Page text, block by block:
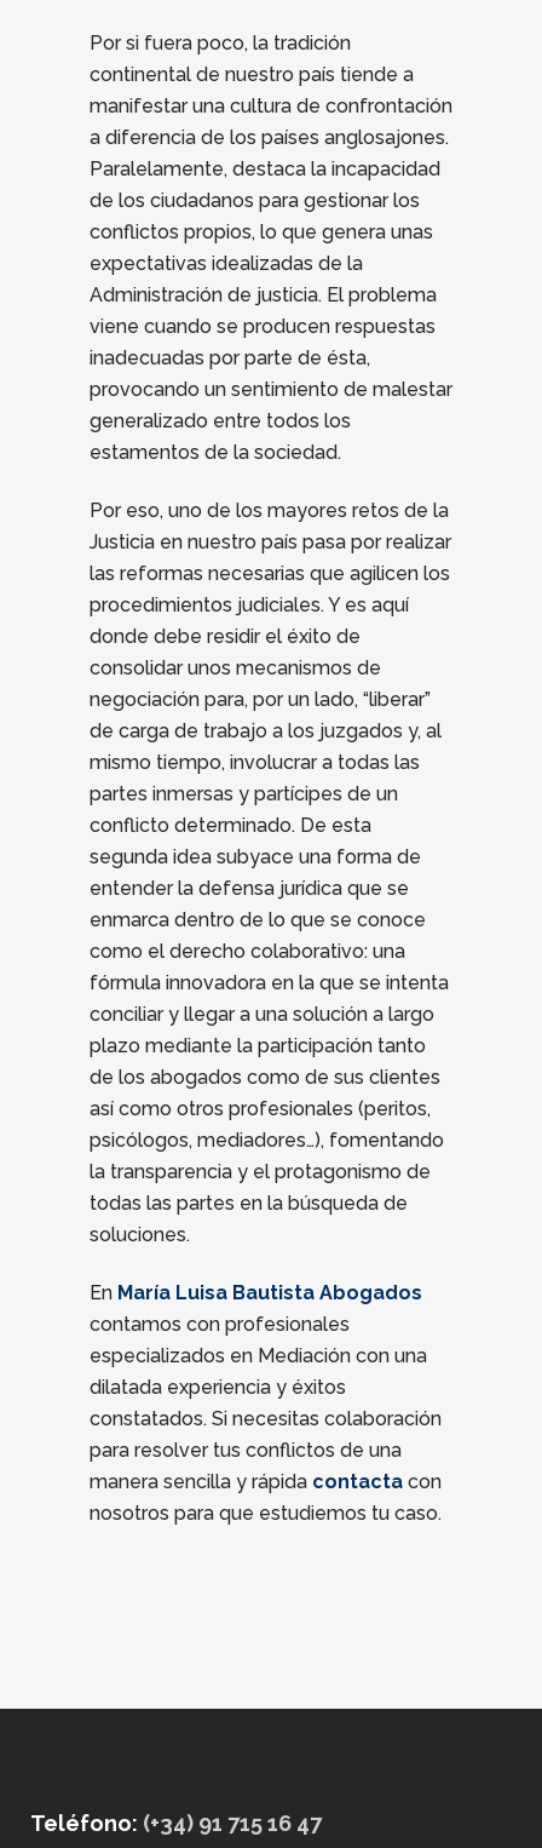
Por si fuera poco, la tradición
continental de nuestro país tiende a
manifestar una cultura de confrontación
a diferencia de los países anglosajones.
Paralelamente, destaca la incapacidad
de los ciudadanos para gestionar los
conflictos propios, lo que genera unas
expectativas idealizadas de la
Administración de justicia. El problema
viene cuando se producen respuestas
inadecuadas por parte de ésta,
provocando un sentimiento de malestar
generalizado entre todos los
estamentos de la sociedad.
Por eso, uno de los mayores retos de la
Justicia en nuestro país pasa por realizar
las reformas necesarias que agilicen los
procedimientos judiciales. Y es aquí
donde debe residir el éxito de
consolidar unos mecanismos de
negociación para, por un lado, “liberar”
de carga de trabajo a los juzgados y, al
mismo tiempo, involucrar a todas las
partes inmersas y partícipes de un
conflicto determinado. De esta
segunda idea subyace una forma de
entender la defensa jurídica que se
enmarca dentro de lo que se conoce
como el derecho colaborativo: una
fórmula innovadora en la que se intenta
conciliar y llegar a una solución a largo
plazo mediante la participación tanto
de los abogados como de sus clientes
así como otros profesionales (peritos,
psicólogos, mediadores…), fomentando
la transparencia y el protagonismo de
todas las partes en la búsqueda de
soluciones.
En María Luisa Bautista Abogados
contamos con profesionales
especializados en Mediación con una
dilatada experiencia y éxitos
constatados. Si necesitas colaboración
para resolver tus conflictos de una
manera sencilla y rápida contacta con
nosotros para que estudiemos tu caso.
Teléfono: (+34) 91 715 16 47